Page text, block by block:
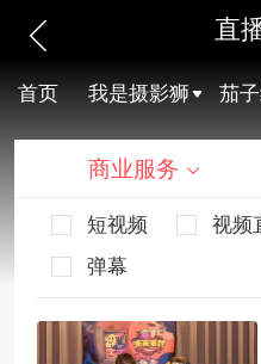
直
首页 我是摄影狮 茄
商业服务
短视频 视频
弹幕